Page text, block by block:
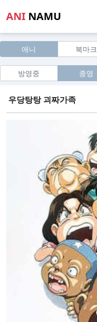
ANI NAMU
애니 북마크
방영중 종영
우당탕탕 괴짜가족